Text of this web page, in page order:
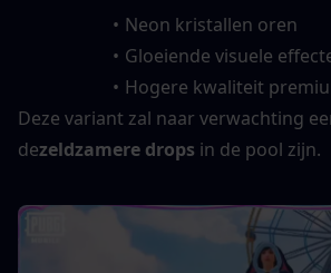
Neon kristallen oren
Gloeiende visuele
Hogere kwaliteit
Deze variant zal naar verwachting
dezeldzamere drops in de pool zijn.